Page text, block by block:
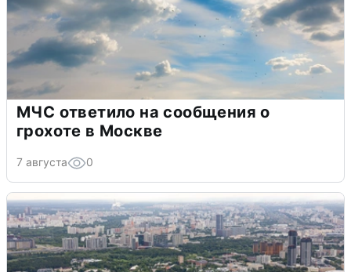
МЧС ответило на сообщения о
грохоте в Москве
7 августа 0